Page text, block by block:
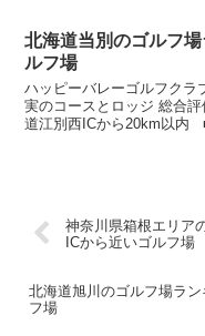
北海道当別のゴルフ
ルフ場
ハッピーバレーゴルフクラブ札幌 ゴルフマインドを存
実のコースとロッジ 総合評価（3.8） 口コミ ■アクセス 道央自動車
神奈川県箱根エリア
ICから近いゴルフ場
北海道旭川のゴルフ場ラ
フ場